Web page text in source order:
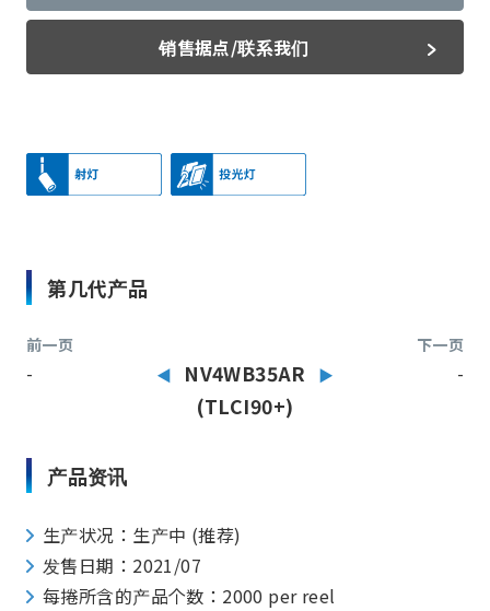
销售据点/联系我们
第几代产品
前一页
-
NV4WB35AR
(TLCI90+)
下一页
-
产品资讯
生产状况：生产中 (推荐)
发售日期：2021/07
每捲所含的产品个数：2000 per reel